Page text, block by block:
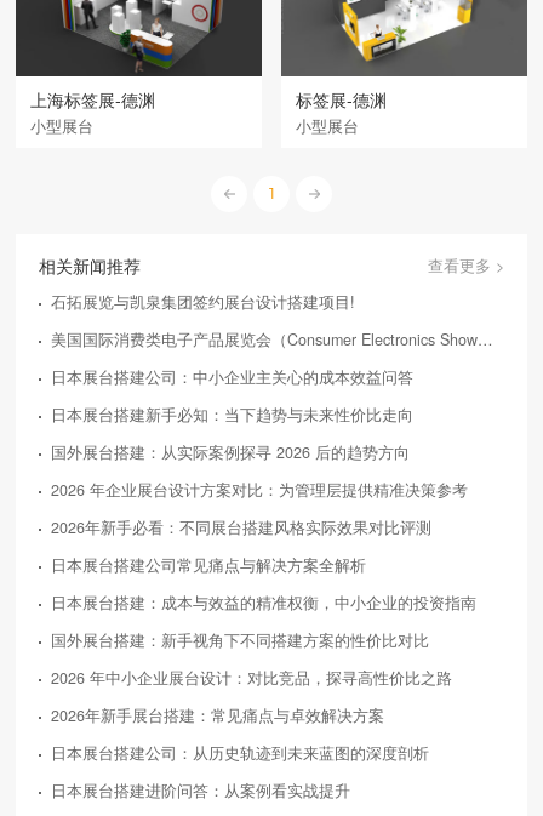
上海标签展-德渊
小型展台
标签展-德渊
小型展台
1
相关新闻推荐
查看更多 >
石拓展览与凯泉集团签约展台设计搭建项目!
美国国际消费类电子产品展览会（Consumer Electronics Show，简称CES）
日本展台搭建公司：中小企业主关心的成本效益问答
日本展台搭建新手必知：当下趋势与未来性价比走向
国外展台搭建：从实际案例探寻 2026 后的趋势方向
2026 年企业展台设计方案对比：为管理层提供精准决策参考
2026年新手必看：不同展台搭建风格实际效果对比评测
日本展台搭建公司常见痛点与解决方案全解析
日本展台搭建：成本与效益的精准权衡，中小企业的投资指南
国外展台搭建：新手视角下不同搭建方案的性价比对比
2026 年中小企业展台设计：对比竞品，探寻高性价比之路
2026年新手展台搭建：常见痛点与卓效解决方案
日本展台搭建公司：从历史轨迹到未来蓝图的深度剖析
日本展台搭建进阶问答：从案例看实战提升